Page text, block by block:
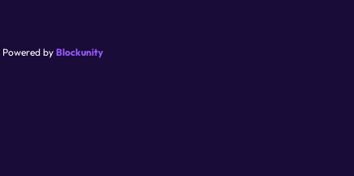
Powered by Blockunity